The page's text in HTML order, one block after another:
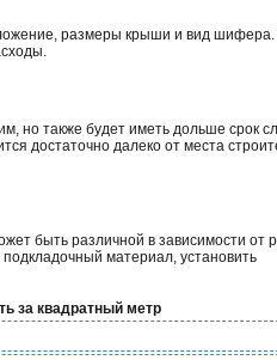
размеры крыши и вид
но также будет иметь дольше срок
достаточно далеко от места
быть различной в зависимости от
материал, установить
за квадратный метр